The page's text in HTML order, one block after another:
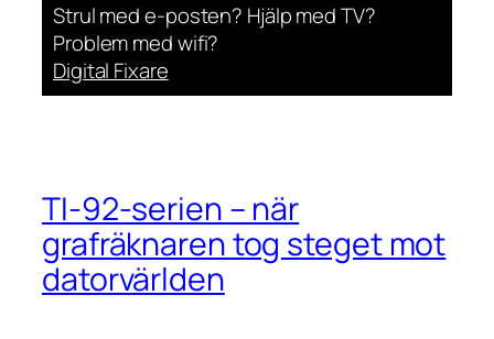
Strul med e-posten? Hjälp med TV?
Problem med wifi?
Digital Fixare
TI-92-serien – när
grafräknaren tog steget mot
datorvärlden